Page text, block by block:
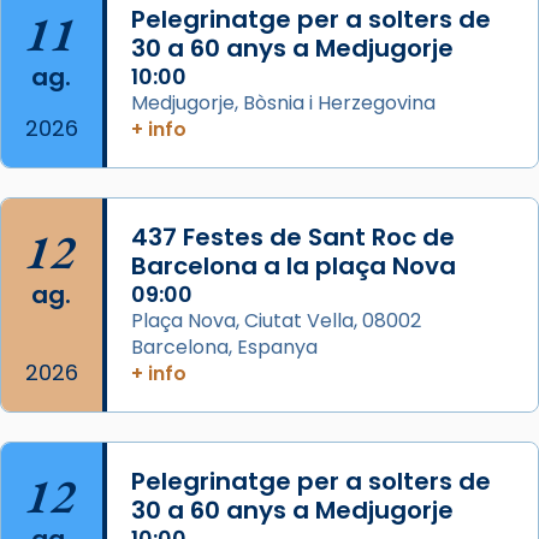
Aquest dilluns, 27 de juliol, ha tingut lloc la
missa d’acció de gràcies en agraïment al
comitè organitzador de la visita apostòlica
del Sant Pare Lleó XIV a Barcelona, i als
col·laboradors, a la Catedral de Barcelona.
L’arquebisbe de Barcelona, el cardenal Joan
Josep Omella, ha presidit la missa i l’ha
concelebrat el bisbe auxiliar de Barcelona,
Mons. David Abadías.
📸 Dr. G. Simón
Photo
View on Facebook
2 weeks ago
Memòria de les santes Juliana i
11
ag.
2026
Pelegrinatge per a solters de
30 a 60 anys a Medjugorje
10:00
Medjugorje, Bòsnia i Herzegovina
+ info
12
ag.
2026
437 Festes de Sant Roc de
Barcelona a la plaça Nova
09:00
Plaça Nova, Ciutat Vella, 08002
Barcelona, Espanya
+ info
12
Pelegrinatge per a solters de
30 a 60 anys a Medjugorje